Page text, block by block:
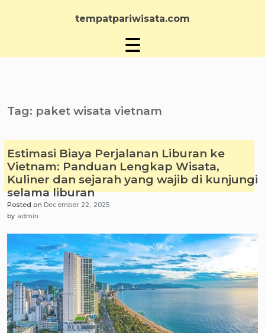
tempatpariwisata.com
Tag: paket wisata vietnam
Estimasi Biaya Perjalanan Liburan ke
Vietnam: Panduan Lengkap Wisata,
Kuliner dan sejarah yang wajib di kunjungi
selama liburan
Posted on December 22, 2025
by admin